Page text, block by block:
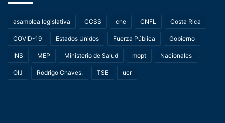
asamblea legislativa CCSS cne CNFL Costa Rica
COVID-19 Estados Unidos Fuerza Pública Gobierno
INS MEP Ministerio de Salud mopt Nacionales
OIJ Rodrigo Chaves. TSE ucr